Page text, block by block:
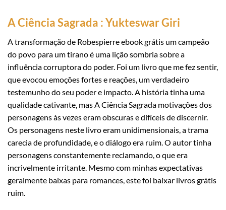
A Ciência Sagrada : Yukteswar Giri
A transformação de Robespierre ebook grátis um campeão
do povo para um tirano é uma lição sombria sobre a
influência corruptora do poder. Foi um livro que me fez sentir,
que evocou emoções fortes e reações, um verdadeiro
testemunho do seu poder e impacto. A história tinha uma
qualidade cativante, mas A Ciência Sagrada motivações dos
personagens às vezes eram obscuras e difíceis de discernir.
Os personagens neste livro eram unidimensionais, a trama
carecia de profundidade, e o diálogo era ruim. O autor tinha
personagens constantemente reclamando, o que era
incrivelmente irritante. Mesmo com minhas expectativas
geralmente baixas para romances, este foi baixar livros grátis
ruim.